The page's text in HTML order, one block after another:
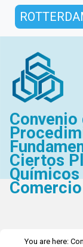
Convenio
Ciertos
You are here: